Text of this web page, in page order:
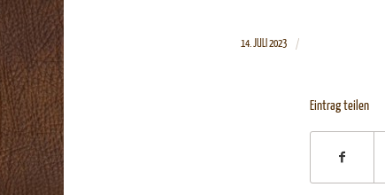
14. JULI 2023 /
Eintrag teilen